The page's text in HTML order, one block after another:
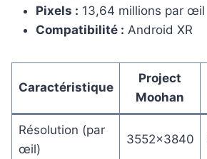
Pixels : 13,64 millions par œil
Compatibilité : Android XR
Caractéristique
Project
Moohan
Résolution (par
œil)
3552×3840